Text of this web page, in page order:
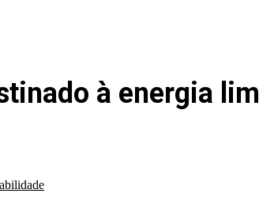
à energia